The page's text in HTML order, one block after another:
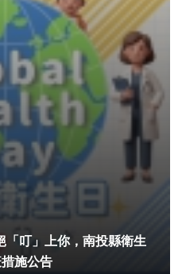
「叮」上你，南投縣衛生
施公告